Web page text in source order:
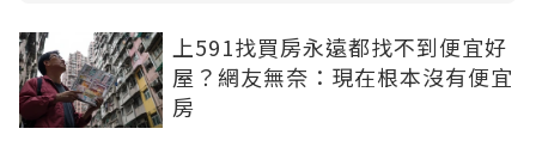
上591找買房永遠都找不到便宜好
屋？網友無奈：現在根本沒有便宜
房